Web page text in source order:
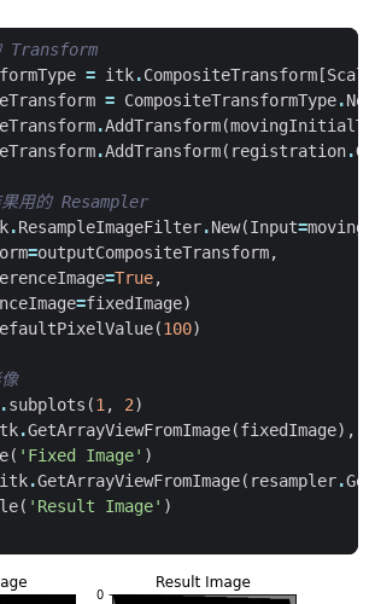
Transform
= itk.CompositeTransform [
= CompositeTransformType.New
.AddTransform(
.AddTransform( registration.
用的 Resampler
.ResampleImageFilter.New(Input=
=outputCompositeTransform,
=True,
=fixedImage)
(100)
.subplots (1, 2)
.GetArrayViewFromImage(fixedImage),
( 'Fixed Image' )
itk.GetArrayViewFromImage( resampler.
( 'Result Image' )